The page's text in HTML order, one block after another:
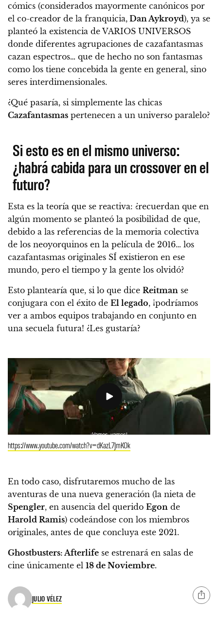
cómics (considerados mayormente canónicos por
el co-creador de la franquicia, Dan Aykroyd), ya se
planteó la existencia de VARIOS UNIVERSOS
donde diferentes agrupaciones de cazafantasmas
cazan espectros… que de hecho no son fantasmas
como los tiene concebida la gente en general, sino
seres interdimensionales.
¿Qué pasaría, si simplemente las chicas
Cazafantasmas pertenecen a un universo paralelo?
Si esto es en el mismo universo:
¿habrá cabida para un crossover en el
futuro?
Esta es la teoría que se reactiva: ¿recuerdan que en
algún momento se planteó la posibilidad de que,
debido a las referencias de la memoria colectiva
de los neoyorquinos en la película de 2016… los
cazafantasmas originales SÍ existieron en ese
mundo, pero el tiempo y la gente los olvidó?
Esto plantearía que, si lo que dice Reitman se
conjugara con el éxito de El legado, ¡podríamos
ver a ambos equipos trabajando en conjunto en
una secuela futura! ¿Les gustaría?
https://www.youtube.com/watch?v=dKazL7JmKOk
En todo caso, disfrutaremos mucho de las
aventuras de una nueva generación (la nieta de
Spengler, en ausencia del querido Egon de
Harold Ramis) codeándose con los miembros
originales, antes de que concluya este 2021.
Ghostbusters: Afterlife se estrenará en salas de
cine únicamente el 18 de Noviembre.
JULIO VÉLEZ